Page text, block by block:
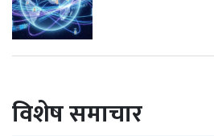
विशेष समाचार